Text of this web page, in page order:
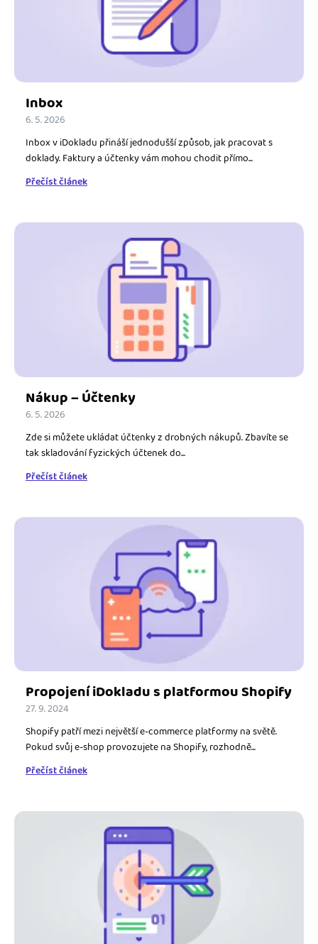
Spřátelené účetní
Katalog doplňků
Jak se vyznat ve fakturaci
Fakturační poradna
Inbox
6. 5. 2026
Inbox v iDokladu přináší jednodušší způsob, jak pracovat s
doklady. Faktury a účtenky vám mohou chodit přímo...
Přečíst článek
Nákup – Účtenky
6. 5. 2026
Zde si můžete ukládat účtenky z drobných nákupů. Zbavíte se
tak skladování fyzických účtenek do...
Přečíst článek
Propojení iDokladu s platformou Shopify
27. 9. 2024
Shopify patří mezi největší e-commerce platformy na světě.
Pokud svůj e-shop provozujete na Shopify, rozhodně...
Přečíst článek